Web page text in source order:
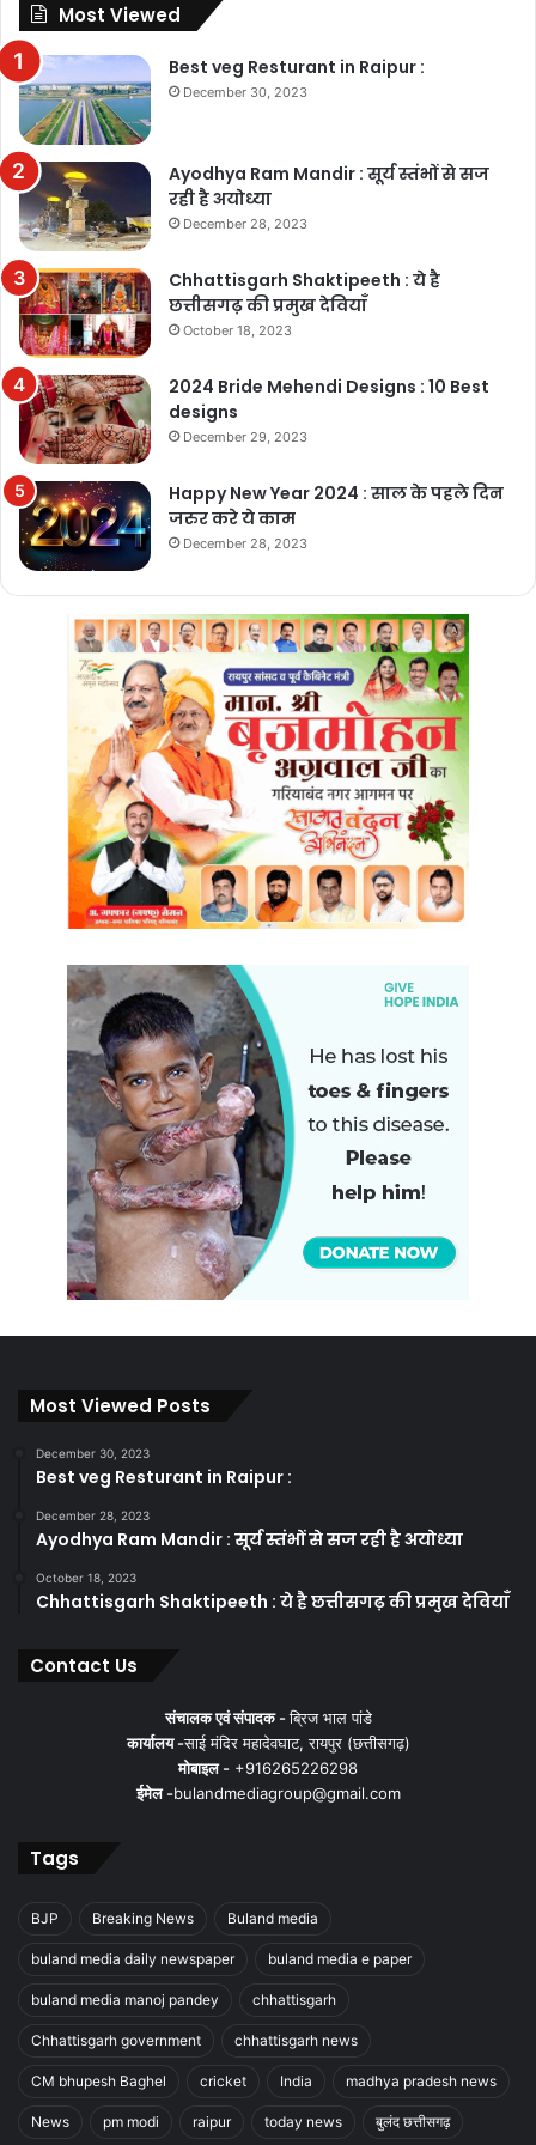
Most Viewed
Best veg Resturant in Raipur :
December 30, 2023
Ayodhya Ram Mandir : सूर्य स्तंभों से सज
रही है अयोध्या
December 28, 2023
Chhattisgarh Shaktipeeth : ये है
छत्तीसगढ़ की प्रमुख देवियाँ
October 18, 2023
2024 Bride Mehendi Designs : 10 Best
designs
December 29, 2023
Happy New Year 2024 : साल के पहले दिन
जरुर करे ये काम
December 28, 2023
Most Viewed Posts
December 30, 2023
Best veg Resturant in Raipur :
December 28, 2023
Ayodhya Ram Mandir : सूर्य स्तंभों से सज रही है अयोध्या
October 18, 2023
Chhattisgarh Shaktipeeth : ये है छत्तीसगढ़ की प्रमुख देवियाँ
Contact Us
संचालक एवं संपादक -ब्रिज भाल पांडे
कार्यालय -साई मंदिर महादेवघाट, रायपुर (छत्तीसगढ़)
मोबाइल - +916265226298
ईमेल -bulandmediagroup@gmail.com
Tags
BJP Breaking News Buland media
buland media daily newspaper buland media e paper
buland media manoj pandey chhattisgarh
Chhattisgarh government chhattisgarh news
CM bhupesh Baghel cricket India madhya pradesh news
News pm modi raipur today news बुलंद छत्तीसगढ़